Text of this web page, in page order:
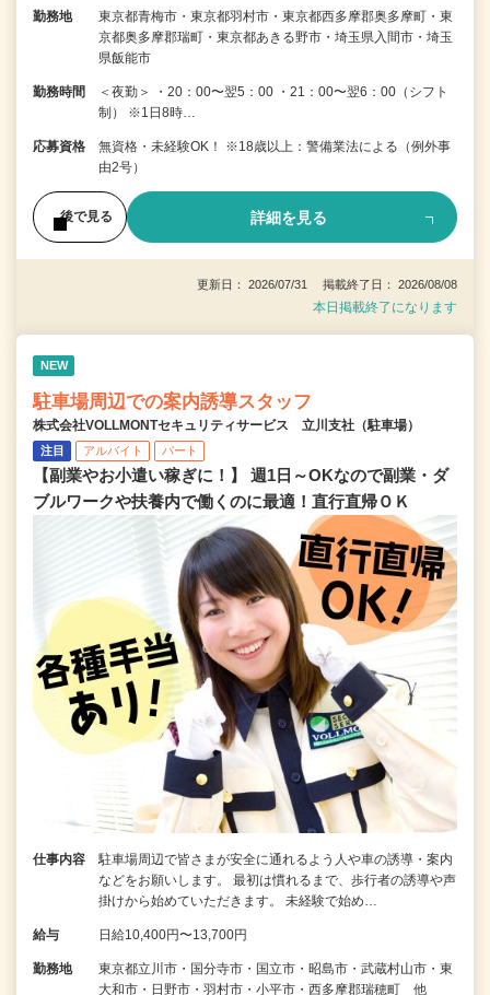
勤務地
東京都青梅市・東京都羽村市・東京都西多摩郡奥多摩町・東
京都奥多摩郡瑞町・東京都あきる野市・埼玉県入間市・埼玉
県飯能市
勤務時間
＜夜勤＞ ・20：00〜翌5：00 ・21：00〜翌6：00（シフト
制） ※1日8時…
応募資格
無資格・未経験OK！ ※18歳以上：警備業法による（例外事
由2号）
後で見る 詳細を見る
更新日： 2026/07/31 掲載終了日： 2026/08/08
本日掲載終了になります
NEW
駐車場周辺での案内誘導スタッフ
株式会社VOLLMONTセキュリティサービス 立川支社（駐車場）
注目 アルバイト パート
【副業やお小遣い稼ぎに！】 週1日～OKなので副業・ダ
ブルワークや扶養内で働くのに最適！直行直帰ＯＫ
仕事内容
駐車場周辺で皆さまが安全に通れるよう人や車の誘導・案内
などをお願いします。 最初は慣れるまで、歩行者の誘導や声
掛けから始めていただきます。 未経験で始め…
給与 日給10,400円〜13,700円
勤務地
東京都立川市・国分寺市・国立市・昭島市・武蔵村山市・東
大和市・日野市・羽村市・小平市・西多摩郡瑞穂町 他